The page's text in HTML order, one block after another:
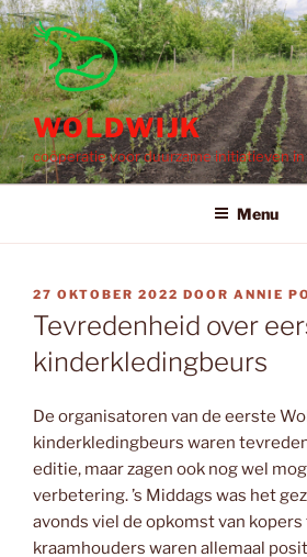
Ga
naar
de
inhoud
WOLDWIJK
coöperatie voor duurzame initiatieven in
Menu
GEPLAATST
OP
27 OKTOBER 2022 DOOR ANNIE
Tevredenheid over
kinderkledingbeurs
De organisatoren van de eerste
kinderkledingbeurs waren
editie, maar zagen ook nog wel
verbetering. ’s Middags was het
avonds viel de opkomst van kopers
kraamhouders waren allemaal